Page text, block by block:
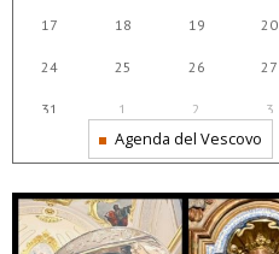
17 18 19 20
24 25 26 27
31 1 2 3
Agenda del Vescovo